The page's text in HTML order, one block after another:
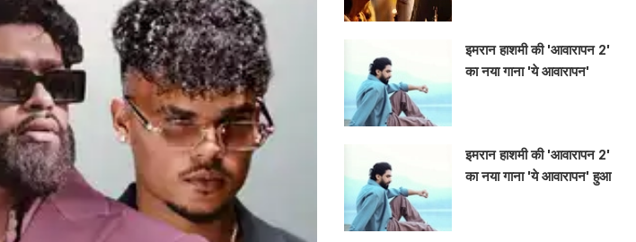
इमरान हाशमी की 'आवारापन 2'
का नया गाना 'ये आवारापन'
इमरान हाशमी की 'आवारापन 2'
का नया गाना 'ये आवारापन' हुआ